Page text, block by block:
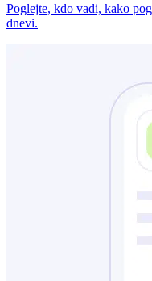
Poglejte, kdo vadi, kako
dnevi.